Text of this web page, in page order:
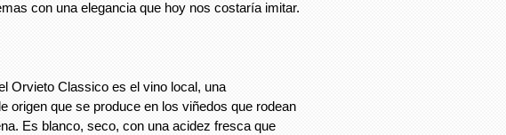
con una elegancia que hoy nos costaría imitar.
Orvieto Classico es el vino local, una
origen que se produce en los viñedos que rodean
Es blanco, seco, con una acidez fresca que